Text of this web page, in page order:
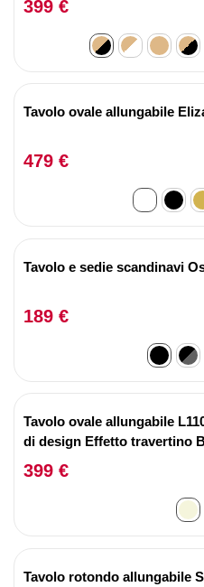
399 €
Tavolo ovale allungabile
479 €
Tavolo e sedie scandinavi
189 €
Tavolo ovale allungabile
di design Effetto travertino
399 €
Tavolo rotondo allungabile